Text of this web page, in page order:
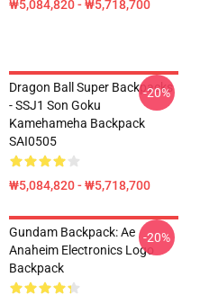
₩5,084,820 - ₩5,718,700
Dragon Ball Super Backpacks
- SSJ1 Son Goku
Kamehameha Backpack
SAI0505
₩5,084,820 - ₩5,718,700
-20%
Gundam Backpack: Ae
Anaheim Electronics Logo
Backpack
-20%